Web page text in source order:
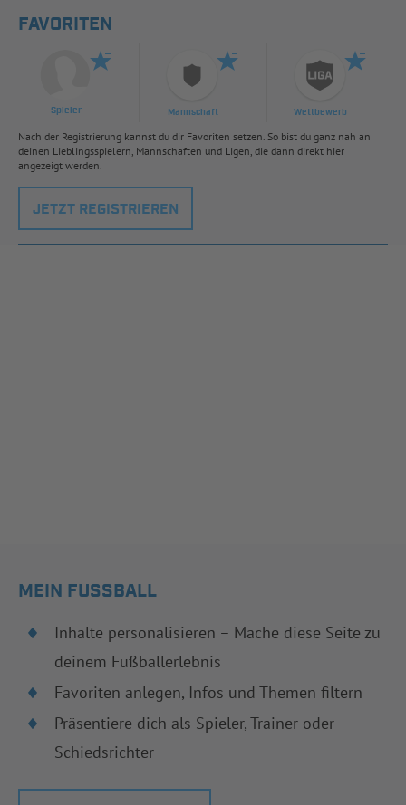
FAVORITEN
Spieler Mannschaft Wettbewerb
Nach der Registrierung kannst du dir Favoriten setzen. So bist du ganz nah an
deinen Lieblingsspielern, Mannschaften und Ligen, die dann direkt hier
angezeigt werden.
JETZT REGISTRIEREN
MEIN FUSSBALL
Inhalte personalisieren – Mache diese Seite zu
deinem Fußballerlebnis
Favoriten anlegen, Infos und Themen filtern
Präsentiere dich als Spieler, Trainer oder
Schiedsrichter